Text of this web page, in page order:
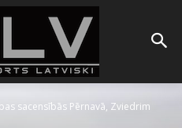
sacensībās Pērnavā, Zviedrim